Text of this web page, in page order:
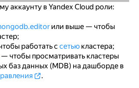
аккаунту в Yandex Cloud роли:
или выше — чтобы
работать с сетью кластера;
— чтобы просматривать кластеры
баз данных (MDB) на дашборде в
.